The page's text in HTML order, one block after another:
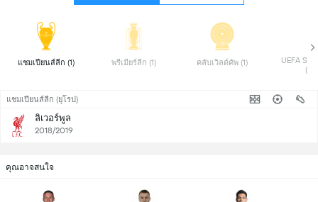
แชมเปียนส์ลีก (1) คลับเวิลด์คัพ (1)
UEFA
แชมเปียนส์ลีก (ยุโรป)
ลิเวอร์พูล
2018/2019
คุณอาจสนใจ